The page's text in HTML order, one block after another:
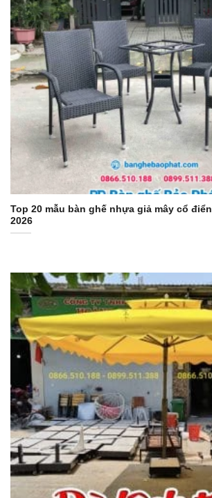
Top 20 mẫu bàn ghế nhựa giả mây cổ
2026